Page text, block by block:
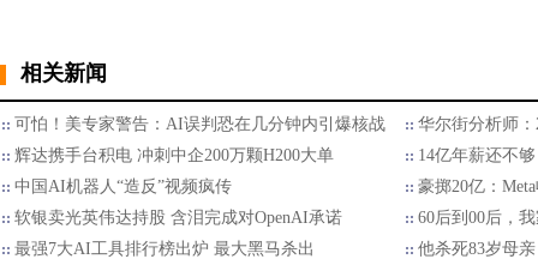
相关新闻
可怕！美专家警告：AI误判恐在几分钟内引爆核战
华尔街分析师
辉达携手台积电 冲刺中企200万颗H200大单
14亿年薪还不
中国AI机器人“造反”视频疯传
豪掷20亿：
软银卖光英伟达持股 含泪完成对OpenAI承诺
60后到00后，
最强7大AI工具排行榜出炉 最大黑马杀出
他杀死83岁母